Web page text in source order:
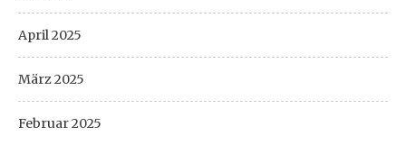
April 2025
März 2025
Februar 2025